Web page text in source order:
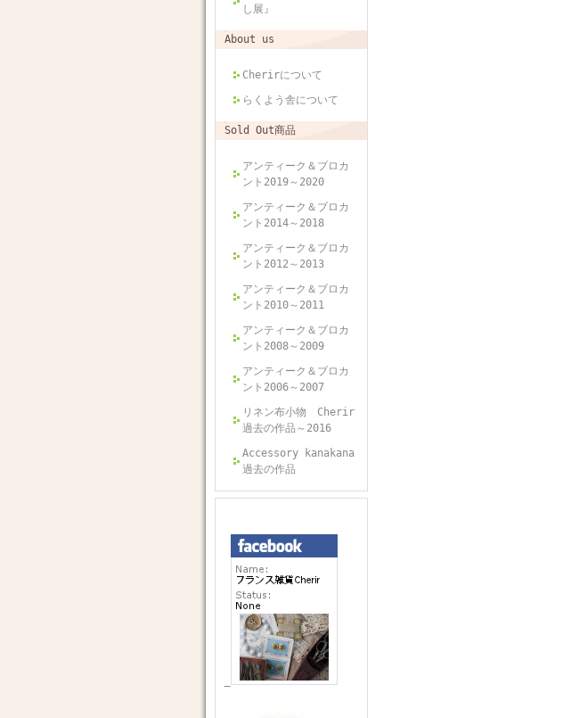
し展』
About us
Cherirについて
らくよう舎について
Sold Out商品
アンティーク＆ブロカ
ント2019～2020
アンティーク＆ブロカ
ント2014～2018
アンティーク＆ブロカ
ント2012～2013
アンティーク＆ブロカ
ント2010～2011
アンティーク＆ブロカ
ント2008～2009
アンティーク＆ブロカ
ント2006～2007
リネン布小物 Cherir
過去の作品～2016
Accessory kanakana
過去の作品